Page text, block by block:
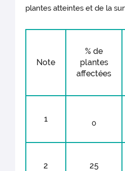
plantes atteintes et de la
Note
% de
plantes
affectées
1 0
2 25